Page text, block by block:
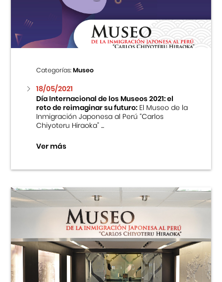
Centro Cultural Peruano Japonés
Cursos
Museo de la Inmigración Japonesa
Fondo Editorial
Teatro Peruano Japonés
Categorías:Museo
18/05/2021
Día Internacional de los Museos 2021: el
reto de reimaginar su futuro:El Museo de la
Inmigración Japonesa al Perú “Carlos
Chiyoteru Hiraoka” ...
Ver más